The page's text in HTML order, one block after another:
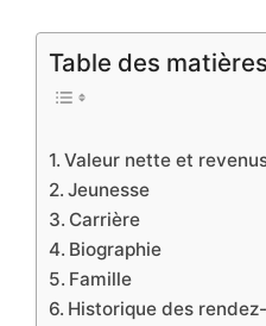
Table des matières
Valeur nette et
Jeunesse
Carrière
Biographie
Famille
Historique des